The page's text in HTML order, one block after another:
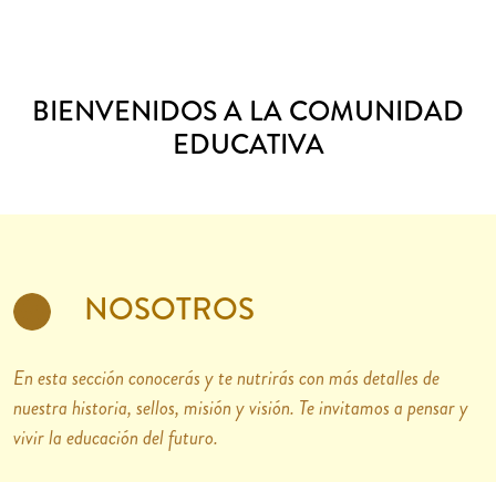
BIENVENIDOS A LA COMUNIDAD
EDUCATIVA
NOSOTROS
En esta sección conocerás y te nutrirás con más detalles de
nuestra historia, sellos, misión y visión. Te invitamos a pensar y
vivir la educación del futuro.